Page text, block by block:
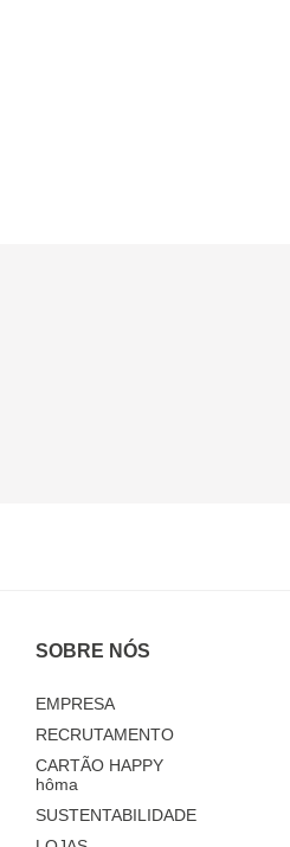
SOBRE NÓS
EMPRESA
RECRUTAMENTO
CARTÃO HAPPY
hôma
SUSTENTABILIDADE